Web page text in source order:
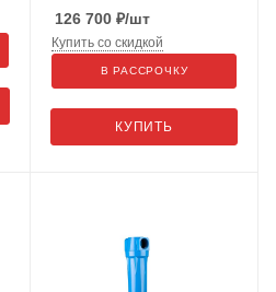
126 700 ₽/шт
КУПИТЬ
Купить со скидкой
В РАССРОЧКУ